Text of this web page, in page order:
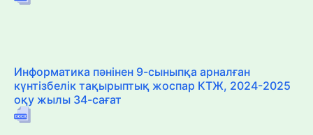
Информатика пәнінен 9-сыныпқа арналған
күнтізбелік тақырыптық жоспар КТЖ, 2024-2025
оқу жылы 34-сағат